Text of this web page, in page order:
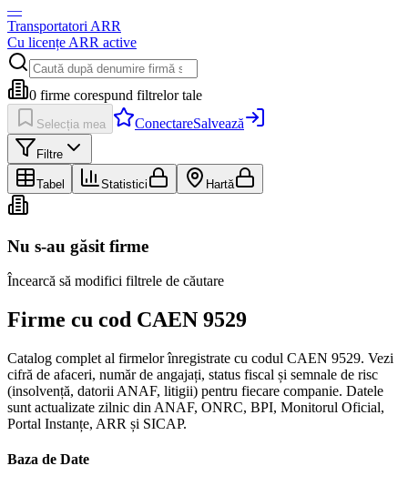
—
Transportatori ARR
Cu licențe ARR active
0 firme corespund filtrelor tale
Selecția mea ConectareSalvează
Filtre
Tabel Statistici Hartă
Nu s-au găsit firme
Încearcă să modifici filtrele de căutare
Firme cu cod CAEN 9529
Catalog complet al firmelor înregistrate cu codul CAEN 9529. Vezi
cifră de afaceri, număr de angajați, status fiscal și semnale de risc
(insolvență, datorii ANAF, litigii) pentru fiecare companie. Datele
sunt actualizate zilnic din ANAF, ONRC, BPI, Monitorul Oficial,
Portal Instanțe, ARR și SICAP.
Baza de Date